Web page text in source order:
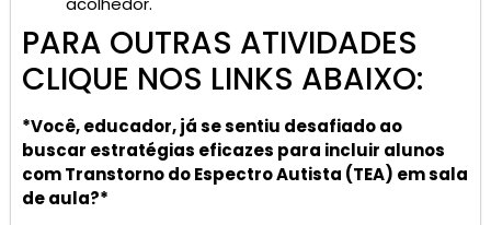
PARA OUTRAS ATIVIDADES
CLIQUE NOS LINKS ABAIXO:
*Você, educador, já se sentiu desafiado ao
buscar estratégias eficazes para incluir alunos
com Transtorno do Espectro Autista (TEA) em sala
de aula?*